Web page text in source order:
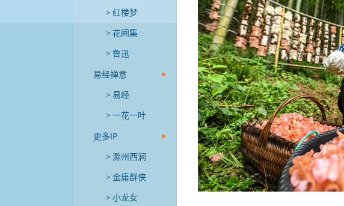
红楼梦
花间集
鲁迅
易经禅意
易经
一花一叶
更多IP
滁州西涧
金庸群侠
小龙女